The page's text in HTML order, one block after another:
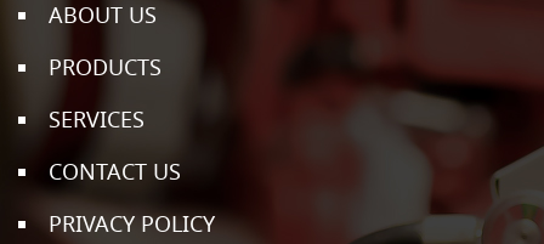
ABOUT US
PRODUCTS
SERVICES
CONTACT US
PRIVACY POLICY